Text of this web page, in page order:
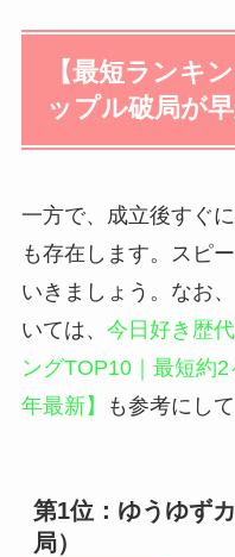
【最短ランキ
ップル破局が
一方で、成立後すぐ
も存在します。スピ
いきましょう。なお
いては、 今日好き歴
ングTOP10｜最短約
年最新】
も参考にし
第1位：ゆうゆず
局）